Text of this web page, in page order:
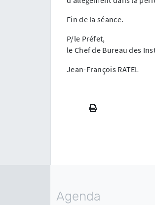
Fin de la séance.
P/le Préfet,
le Chef de Bureau des
Jean-François RATEL
Agenda